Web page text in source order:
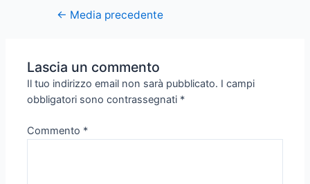
← Media precedente
Lascia un commento
Il tuo indirizzo email non sarà pubblicato. I campi
obbligatori sono contrassegnati *
Commento *